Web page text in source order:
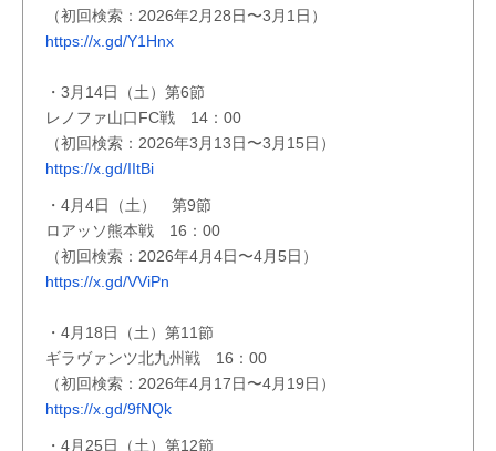
（初回検索：2026年2月28日〜3月1日）
https://x.gd/Y1Hnx
・3月14日（土）第6節
レノファ山口FC戦 14：00
（初回検索：2026年3月13日〜3月15日）
https://x.gd/IItBi
・4月4日（土） 第9節
ロアッソ熊本戦 16：00
（初回検索：2026年4月4日〜4月5日）
https://x.gd/VViPn
・4月18日（土）第11節
ギラヴァンツ北九州戦 16：00
（初回検索：2026年4月17日〜4月19日）
https://x.gd/9fNQk
・4月25日（土）第12節